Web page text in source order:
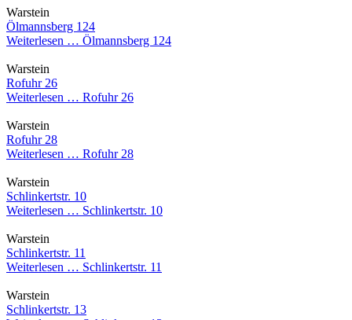
Warstein
Ölmannsberg 124
Weiterlesen … Ölmannsberg 124
Warstein
Rofuhr 26
Weiterlesen … Rofuhr 26
Warstein
Rofuhr 28
Weiterlesen … Rofuhr 28
Warstein
Schlinkertstr. 10
Weiterlesen … Schlinkertstr. 10
Warstein
Schlinkertstr. 11
Weiterlesen … Schlinkertstr. 11
Warstein
Schlinkertstr. 13